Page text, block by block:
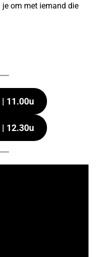
om met iemand die
11.00u
12.30u